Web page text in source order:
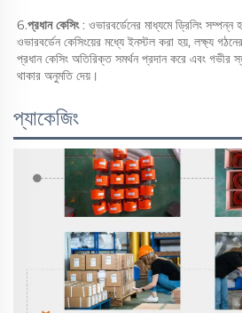
6.প্রধান কেসিং
ওভারবর্ডেন কেসিংয়ের মধ্যে ইনস্টল করা হয়, লক্ষ্য
প্রধান কেসিং অতিরিক্ত সমর্থন প্রদান করে এবং গভীর
থাকার অনুমতি দেয়।
প্যাকেজিং